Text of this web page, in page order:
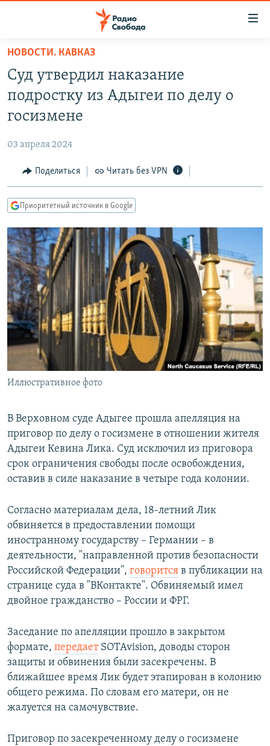
упрощенного
доступа
основному
Вернутся
Вернутся
поиску
ПОДКАСТЫ
АВТОРСКИЕ ПРОЕКТЫ
МНЕНИЯ
КУЛЬТУРА
КАВКАЗ.РЕАЛИИ
СЕВЕР.РЕАЛИИ
СИБИРЬ.РЕАЛИИ
РАСПИСАНИЕ ВЕЩАНИЯ
ПОДПИШИТЕСЬ НА РАССЫЛКУ
СОЦИАЛЬНЫЕ СЕТИ
Все сайты РСЕ/РС
НОВОСТИ. КАВКАЗ
Суд утвердил наказание
подростку из Адыгеи по делу о
госизмене
03 апреля 2024
Поделиться Читать без VPN
Приоритетный источник в Google
Иллюстративное фото
В Верховном суде Адыгее прошла апелляция на
приговор по делу о госизмене в отношении жителя
Адыгеи Кевина Лика. Суд исключил из приговора
срок ограничения свободы после освобождения,
оставив в силе наказание в четыре года колонии.
Согласно материалам дела, 18-летний Лик
обвиняется в предоставлении помощи
иностранному государству – Германии – в
деятельности, "направленной против безопасности
Российской Федерации", говорится в публикации на
странице суда в "ВКонтакте". Обвиняемый имел
двойное гражданство – России и ФРГ.
Заседание по апелляции прошло в закрытом
формате, передаетSOTAvision, доводы сторон
защиты и обвинения были засекречены. В
ближайшее время Лик будет этапирован в колонию
общего режима. По словам его матери, он не
жалуется на самочувствие.
Приговор по засекреченному делу о госизмене